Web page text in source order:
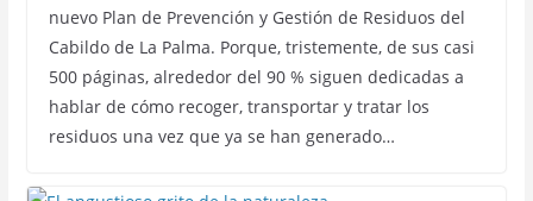
nuevo Plan de Prevención y Gestión de Residuos del
Cabildo de La Palma. Porque, tristemente, de sus casi
500 páginas, alrededor del 90 % siguen dedicadas a
hablar de cómo recoger, transportar y tratar los
residuos una vez que ya se han generado…